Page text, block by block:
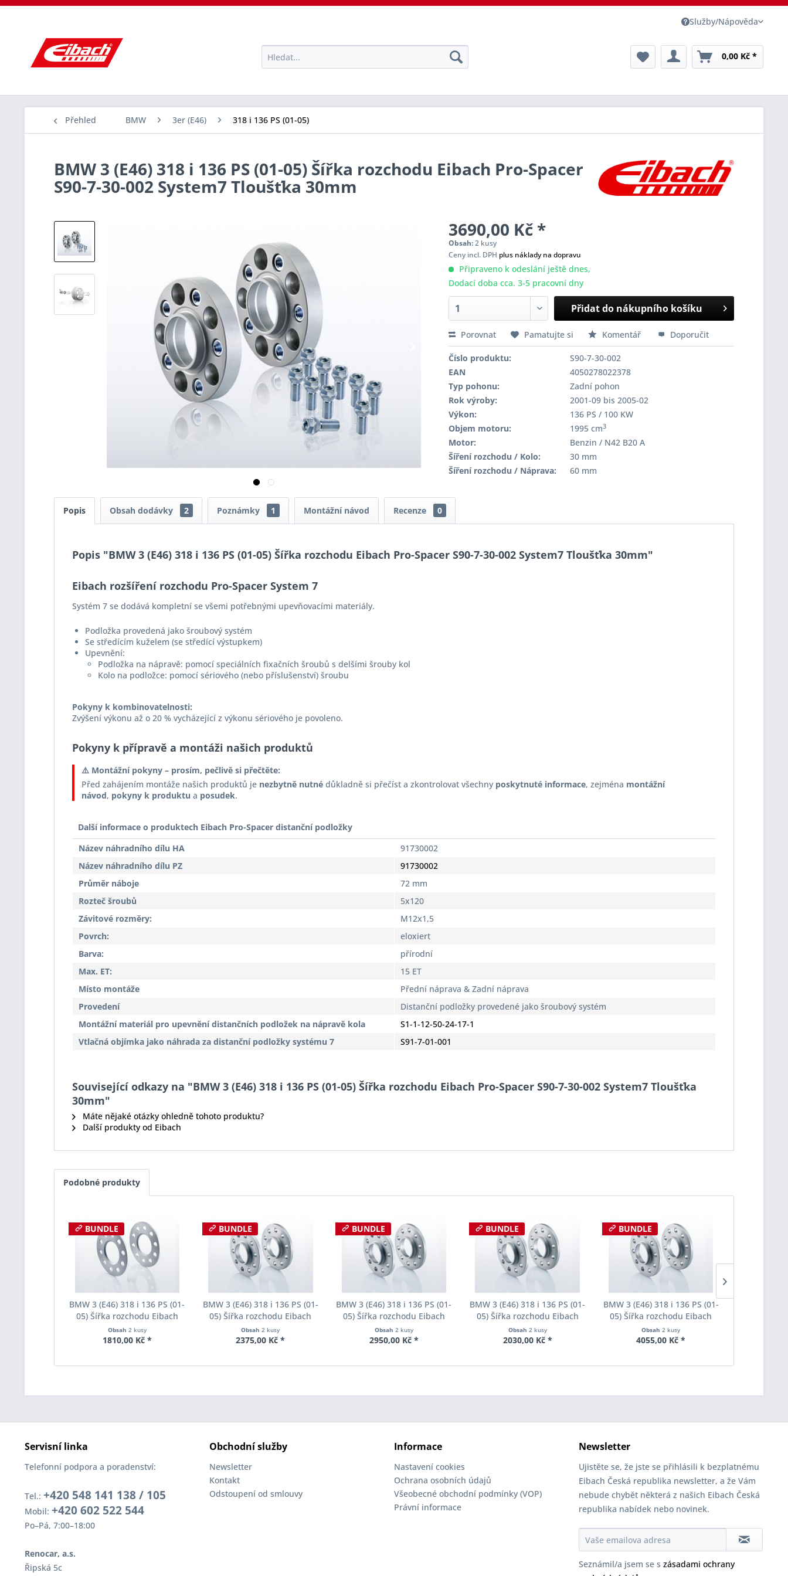
Služby/Nápověda
0,00 Kč *
Přehled BMW 3er (E46) 318 i 136 PS (01-05)
BMW 3 (E46) 318 i 136 PS (01-05) Šířka rozchodu Eibach Pro-Spacer
S90-7-30-002 System7 Tloušťka 30mm
3690,00 Kč *
Obsah:2 kusy
Ceny incl. DPH plus náklady na dopravu
Připraveno k odeslání ještě dnes,
Dodací doba cca. 3-5 pracovní dny
Přidat do nákupního košíku
Porovnat Pamatujte si Komentář Doporučit
Číslo produktu:
S90-7-30-002
EAN
4050278022378
Typ pohonu:
Zadní pohon
Rok výroby:
2001-09 bis 2005-02
Výkon:
136 PS / 100 KW
Objem motoru:
1995 cm3
Motor:
Benzin / N42 B20 A
Šíření rozchodu / Kolo:
30 mm
Šíření rozchodu / Náprava:
60 mm
Popis Obsah dodávky 2 Poznámky 1 Montážní návod Recenze 0
Popis "BMW 3 (E46) 318 i 136 PS (01-05) Šířka rozchodu Eibach Pro-Spacer S90-7-30-002 System7 Tloušťka 30mm"
Eibach rozšíření rozchodu Pro-Spacer System 7
Systém 7 se dodává kompletní se všemi potřebnými upevňovacími materiály.
Podložka provedená jako šroubový systém
Se středícím kuželem (se středící výstupkem)
Upevnění:
Podložka na nápravě: pomocí speciálních fixačních šroubů s delšími šrouby kol
Kolo na podložce: pomocí sériového (nebo příslušenství) šroubu
Pokyny k kombinovatelnosti:
Zvýšení výkonu až o 20 % vycházející z výkonu sériového je povoleno.
Pokyny k přípravě a montáži našich produktů
⚠️ Montážní pokyny – prosím, pečlivě si přečtěte:
Před zahájením montáže našich produktů je nezbytně nutné důkladně si přečíst a zkontrolovat všechny poskytnuté informace, zejména montážní
návod, pokyny k produktu a posudek.
Další informace o produktech Eibach Pro-Spacer distanční podložky
Název náhradního dílu HA
91730002
Název náhradního dílu PZ
91730002
Průměr náboje
72 mm
Rozteč šroubů
5x120
Závitové rozměry:
M12x1,5
Povrch:
eloxiert
Barva:
přírodní
Max. ET:
15 ET
Místo montáže
Přední náprava & Zadní náprava
Provedení
Distanční podložky provedené jako šroubový systém
Montážní materiál pro upevnění distančních podložek na nápravě kola
S1-1-12-50-24-17-1
Vtlačná objímka jako náhrada za distanční podložky systému 7
S91-7-01-001
Související odkazy na "BMW 3 (E46) 318 i 136 PS (01-05) Šířka rozchodu Eibach Pro-Spacer S90-7-30-002 System7 Tloušťka
30mm"
Máte nějaké otázky ohledně tohoto produktu?
Další produkty od Eibach
Podobné produkty
BUNDLE
BMW 3 (E46) 318 i 136 PS (01-
05) Šířka rozchodu Eibach
Pro-Spacer S90-1-05-017
System1 Tloušťka 5mm
Obsah 2 kusy
1810,00 Kč *
BUNDLE
BMW 3 (E46) 318 i 136 PS (01-
05) Šířka rozchodu Eibach
Pro-Spacer S90-2-10-004
System2 Tloušťka 10mm
Obsah2 kusy
2375,00 Kč *
BUNDLE
BMW 3 (E46) 318 i 136 PS (01-
05) Šířka rozchodu Eibach
Pro-Spacer S90-2-12-002
System2 Tloušťka 12mm
Obsah 2 kusy
2950,00 Kč *
BUNDLE
BMW 3 (E46) 318 i 136 PS (01-
05) Šířka rozchodu Eibach
Pro-Spacer S90-2-15-001
System2 Tloušťka 15mm
Obsah 2 kusy
2030,00 Kč *
BUNDLE
BMW 3 (E46) 318 i 136 PS (01-
05) Šířka rozchodu Eibach
Pro-Spacer S90-2-20-020
System2 Tloušťka 20mm
Obsah2 kusy
4055,00 Kč *
Servisní linka
Telefonní podpora a poradenství:
Tel.: +420 548 141 138 / 105
Mobil: +420 602 522 544
Po–Pá, 7:00–18:00
Renocar, a.s.
Řipská 5c
Obchodní služby
Newsletter
Kontakt
Odstoupení od smlouvy
Informace
Nastavení cookies
Ochrana osobních údajů
Všeobecné obchodní podmínky (VOP)
Právní informace
Newsletter
Ujistěte se, že jste se přihlásili k bezplatnému
Eibach Česká republika newsletter, a že Vám
nebude chybět některá z našich Eibach Česká
republika nabídek nebo novinek.
Seznámil/a jsem se s zásadami ochrany